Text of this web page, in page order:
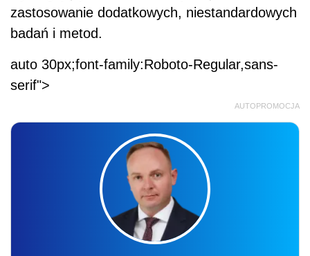
zastosowanie dodatkowych, niestandardowych
badań i metod.
auto 30px;font-family:Roboto-Regular,sans-
serif">
AUTOPROMOCJA